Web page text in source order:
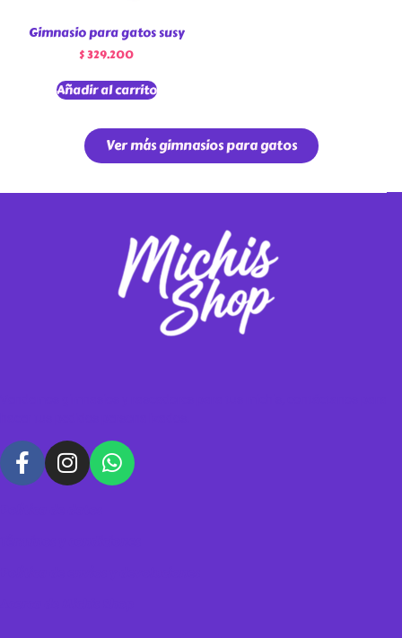
Gimnasio para gatos susy
$329.200
Añadir al carrito
Ver más gimnasios para gatos